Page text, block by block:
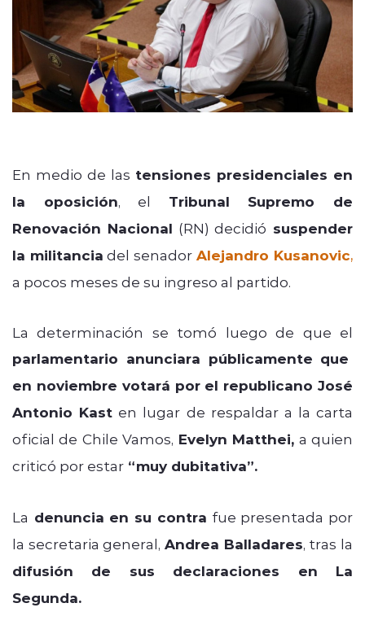
En medio de las tensiones presidenciales en
la oposición, el Tribunal Supremo de
Renovación Nacional (RN) decidió suspender
la militancia del senadorAlejandro Kusanovic,
a pocos meses de su ingreso al partido.
La determinación se tomó luego de que el
parlamentario anunciara públicamente que
en noviembre votará por el republicano José
Antonio Kast en lugar de respaldar a la carta
oficial de Chile Vamos, Evelyn Matthei, a quien
criticó por estar “muy dubitativa”.
La denuncia en su contra fue presentada por
la secretaria general, Andrea Balladares, tras la
difusión de sus declaraciones en La
Segunda.